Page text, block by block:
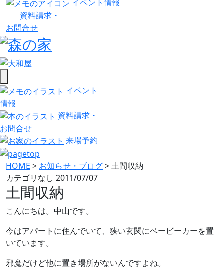
イベント情報
資料請求・
お問合せ
イベント
情報
資料請求・
お問合せ
来場予約
HOME > お知らせ・ブログ>土間収納
カテゴリなし 2011/07/07
土間収納
こんにちは。中山です。
今はアパートに住んでいて、狭い玄関にベービーカーを置
いています。
邪魔だけど他に置き場所がないんですよね。